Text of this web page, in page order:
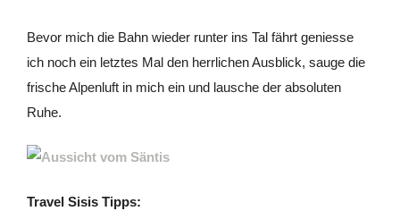
Bevor mich die Bahn wieder runter ins Tal fährt geniesse
ich noch ein letztes Mal den herrlichen Ausblick, sauge die
frische Alpenluft in mich ein und lausche der absoluten
Ruhe.
Travel Sisis Tipps: